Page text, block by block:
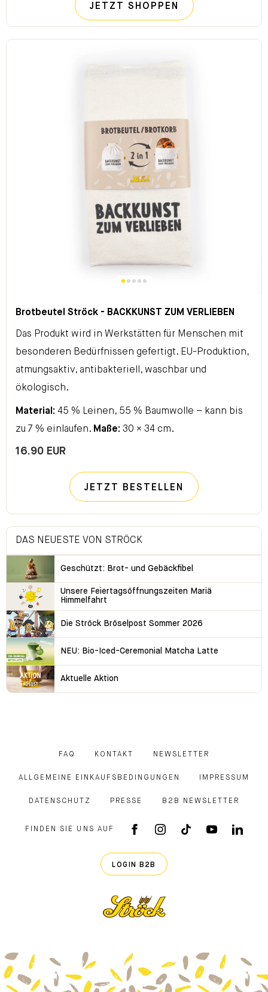
JETZT SHOPPEN STRÖCK
Brotbeutel Ströck - BACKKUNST ZUM VERLIEBEN
Das Produkt wird in Werkstätten für Menschen mit
besonderen Bedürfnissen gefertigt. EU-Produktion,
atmungsaktiv, antibakteriell, waschbar und
ökologisch.
Material: 45 % Leinen, 55 % Baumwolle – kann bis
zu 7 % einlaufen. Maße: 30 × 34 cm.
16.90 EUR
JETZT BESTELLEN
DAS NEUESTE VON STRÖCK
Geschützt: Brot- und Gebäckfibel
Unsere Feiertagsöffnungszeiten Mariä
Himmelfahrt
Die Ströck Bröselpost Sommer 2026
NEU: Bio-Iced-Ceremonial Matcha Latte
Aktuelle Aktion
FAQ KONTAKT NEWSLETTER
ALLGEMEINE EINKAUFSBEDINGUNGEN IMPRESSUM
DATENSCHUTZ PRESSE B2B NEWSLETTER
FINDEN SIE UNS AUF
FACEBOOK APP
INSTAGRAM
TIKTOKYOUTUBE
LOGIN B2B